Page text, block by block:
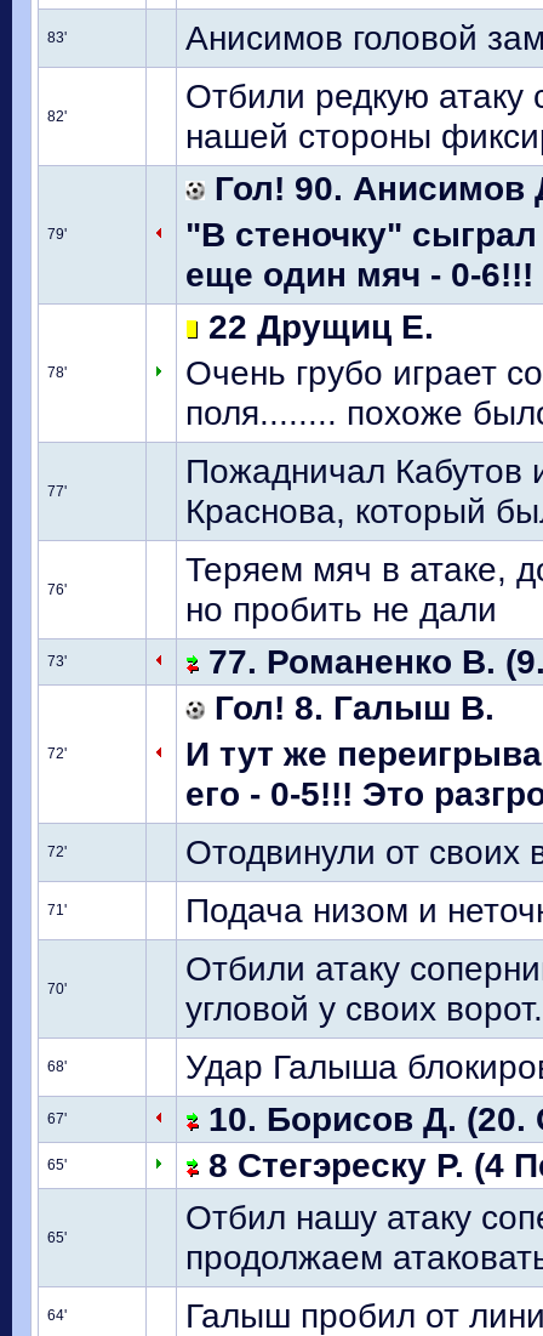
83' Анисимов головой
82'
Отбили редкую атаку
нашей стороны
79'
Гол! 90. Анисимов
"В стеночку"
еще один мяч - 0-6!!!
78'
22 Друщиц Е.
Очень грубо играет
поля........ похоже
77'
Пожадничал Кабутов
Краснова, который
76'
Теряем мяч в атаке,
но пробить не дали
73' 77. Романенко В.
72'
Гол! 8. Галыш В.
И тут же
его - 0-5!!! Это
72' Отодвинули от своих
71' Подача низом и
70'
Отбили атаку
угловой у своих ворот.
68' Удар Галыша
67' 10. Борисов Д. (20.
65' 8 Стегэреску Р. (4
65'
Отбил нашу атаку
продолжаем
64' Галыш пробил от